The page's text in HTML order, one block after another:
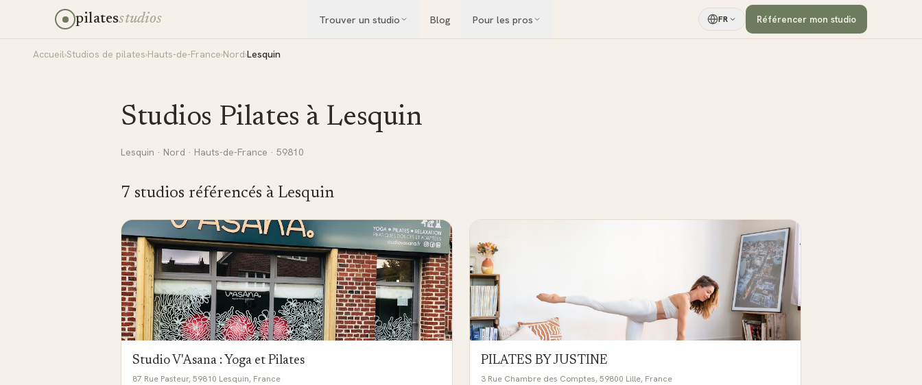
pilatesstudios Trouver un studio Blog Pour les pros FR Référencer mon studio
Accueil›Studios de pilates›Hauts-de-France›Nord›Lesquin
Studios Pilates à Lesquin
Lesquin · Nord · Hauts-de-France · 59810
7 studios référencés à Lesquin
Studio V'Asana : Yoga et Pilates
87 Rue Pasteur, 59810 Lesquin, France
PILATES BY JUSTINE
3 Rue Chambre des Comptes, 59800 Lille, France